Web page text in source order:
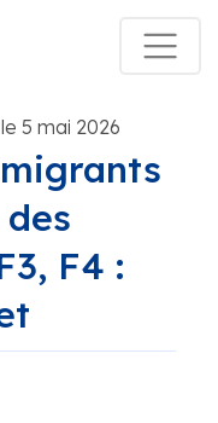
5 mai 2026
F4 :